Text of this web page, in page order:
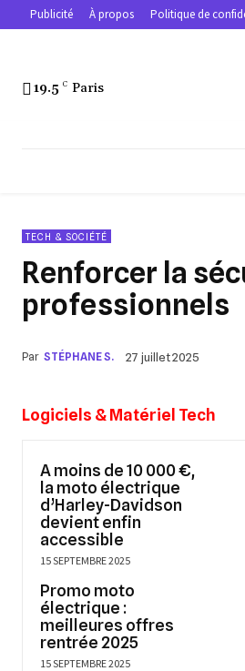
Publicité À propos Politique de
19.5 C Paris
TECH & SOCIÉTÉ
Renforcer la
professionnels
Par STÉPHANE S. 27 juillet 2025
Logiciels & Matériel Tech
A moins de 10 000 €,
la moto électrique
d’Harley-Davidson
devient enfin
accessible
15 SEPTEMBRE 2025
Promo moto
électrique :
meilleures offres
rentrée 2025
15 SEPTEMBRE 2025